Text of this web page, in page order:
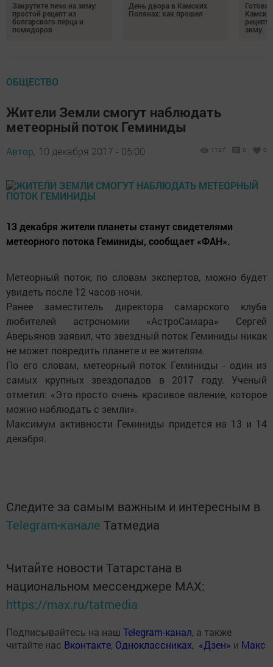
Закрутите лечо на зиму:
простой рецепт из
болгарского перца и
помидоров
День двора в Камских
Полянах: как прошел
зиму
ОБЩЕСТВО
Жители Земли смогут наблюдать
метеорный поток Геминиды
Автор, 10 декабря 2017 - 05:00 1127 0 0
13 декабря жители планеты станут свидетелями
метеорного потока Геминиды, сообщает «ФАН».
Метеорный поток, по словам экспертов, можно будет
увидеть после 12 часов ночи.
Ранее заместитель директора самарского клуба
любителей астрономии «АстроСамара» Сергей
Аверьянов заявил, что звездный поток Геминиды никак
не может повредить планете и ее жителям.
По его словам, метеорный поток Геминиды - один из
самых крупных звездопадов в 2017 году. Ученый
отметил: «Это просто очень красивое явление, которое
можно наблюдать с земли».
Максимум активности Геминиды придется на 13 и 14
декабря.
Следите за самым важным и интересным в
Telegram-канале Татмедиа
Читайте новости Татарстана в
национальном мессенджере MАХ:
https://max.ru/tatmedia
Подписывайтесь на наш Telegram-канал, а также
читайте нас Вконтакте, Одноклассниках, «Дзен» и Макс